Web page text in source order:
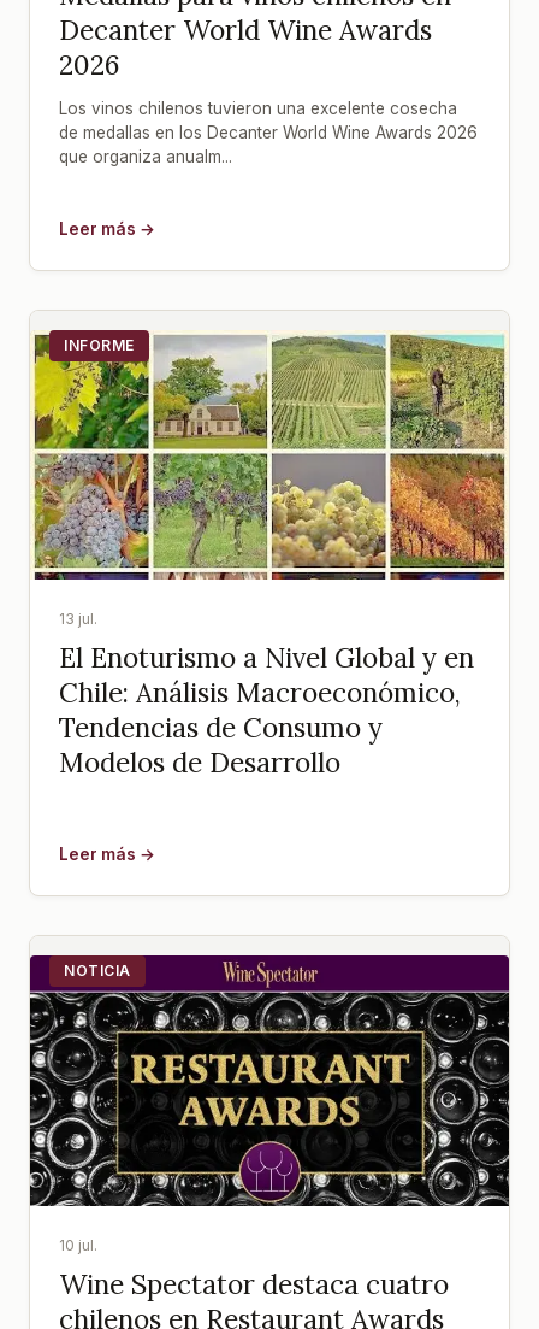
Decanter World Wine Awards
2026
Los vinos chilenos tuvieron una excelente cosecha
de medallas en los Decanter World Wine Awards 2026
que organiza anualm...
Leer más →
INFORME
13 jul.
El Enoturismo a Nivel Global y en
Chile: Análisis Macroeconómico,
Tendencias de Consumo y
Modelos de Desarrollo
Leer más →
NOTICIA
10 jul.
Wine Spectator destaca cuatro
chilenos en Restaurant Awards